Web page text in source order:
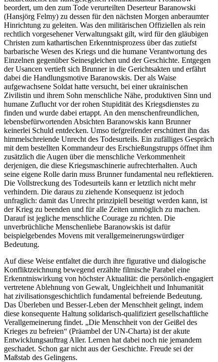
beordert, um den zum Tode verurteilten Deserteur Baranowski
(Hansjörg Felmy) zu dessen für den nächsten Morgen anberaumter
Hinrichtung zu geleiten. Was den militärischen Offiziellen als rein
rechtlich vorgesehener Verwaltungsakt gilt, wird für den gläubigen
Christen zum kathartischen Erkenntnisprozess über das zutiefst
barbarische Wesen des Kriegs und die humane Verantwortung des
Einzelnen gegenüber Seinesgleichen und der Geschichte. Entgegen
der Usancen vertieft sich Brunner in die Gerichtsakten und erfährt
dabei die Handlungsmotive Baranowskis. Der als Waise
aufgewachsene Soldat hatte versucht, bei einer ukrainischen
Zivilistin und ihrem Sohn menschliche Nähe, produktiven Sinn und
humane Zuflucht vor der rohen Stupidität des Kriegsdienstes zu
finden und wurde dabei ertappt. An den menschenfreundlichen,
lebensbefürwortenden Absichten Baranowskis kann Brunner
keinerlei Schuld entdecken. Umso tiefgreifender erschüttert ihn das
himmelschreiende Unrecht des Todesurteils. Ein zufälliges Gespräch
mit dem bestellten Kommandeur des Erschießungstrupps öffnet ihm
zusätzlich die Augen über die menschliche Verkommenheit
derjenigen, die diese Kriegsmaschinerie aufrechterhalten. Auch
seine eigene Rolle darin muss Brunner fundamental neu reflektieren.
Die Vollstreckung des Todesurteils kann er letztlich nicht mehr
verhindern. Die daraus zu ziehende Konsequenz ist jedoch
unfraglich: damit das Unrecht prinzipiell beseitigt werden kann, ist
der Krieg zu beenden und für alle Zeiten unmöglich zu machen.
Darauf ist jegliche menschliche Courage zu richten. Die
unverbrüchliche Menschenliebe Baranowskis ist dafür
beispielgebendes Movens mit verallgemeinerungswürdiger
Bedeutung.
Auf diese Weise entfaltet die durch ihre figurative und dialogische
Konfliktzeichnung bewegend erzählte filmische Parabel eine
Erkenntniswirkung von höchster Aktualität: die persönlich-engagiert
vertretene Ablehnung von Gewalt, Ungleichheit und Inhumanität
hat zivilisationsgeschichtlich fundamental befreiende Bedeutung.
Das Überleben und Besser-Leben der Menschheit gelingt, indem
diese konsequente Haltung solidarisch-qualifiziert gesellschaftliche
Verallgemeinerung findet. „Die Menschheit von der Geißel des
Krieges zu befreien“ (Präambel der UN-Charta) ist der akute
Entwicklungsauftrag Aller. Lernen hat dabei noch nie jemandem
geschadet. Schon gar nicht aus der Geschichte. Freude sei der
Maßstab des Gelingens.